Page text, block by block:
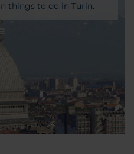
things to do in Turin.
you can make the